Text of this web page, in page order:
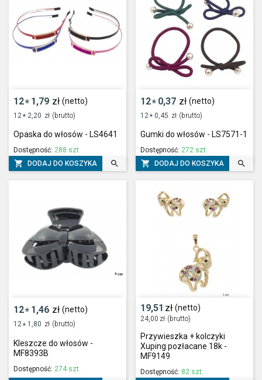
12* 1,79 zł (netto)
12 * 2,20 zł (brutto)
Opaska do włosów - LS4641
Dostępność: 288 szt.
 DODAJ DO KOSZYKA 
12* 0,37 zł (netto)
12 * 0,45 zł (brutto)
Gumki do włosów - LS7571-1
Dostępność: 272 szt.
 DODAJ DO KOSZYKA 
12* 1,46 zł (netto)
12 * 1,80 zł (brutto)
Kleszcze do włosów -
MF8393B
Dostępność: 274 szt.
19,51 zł (netto)
24,00 zł (brutto)
Przywieszka + kolczyki
Xuping pozłacane 18k -
MF9149
Dostępność: 82 szt.